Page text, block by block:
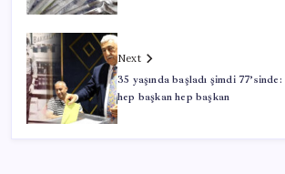
Next
35 yaşında başladı şimdi
hep başkan hep başkan